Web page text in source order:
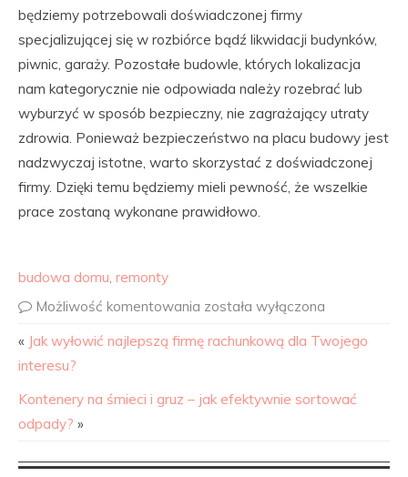
będziemy potrzebowali doświadczonej firmy
specjalizującej się w rozbiórce bądź likwidacji budynków,
piwnic, garaży. Pozostałe budowle, których lokalizacja
nam kategorycznie nie odpowiada należy rozebrać lub
wyburzyć w sposób bezpieczny, nie zagrażający utraty
zdrowia. Ponieważ bezpieczeństwo na placu budowy jest
nadzwyczaj istotne, warto skorzystać z doświadczonej
firmy. Dzięki temu będziemy mieli pewność, że wszelkie
prace zostaną wykonane prawidłowo.
budowa domu, remonty
Możliwość komentowania została wyłączona
« Jak wyłowić najlepszą firmę rachunkową dla Twojego
interesu?
Kontenery na śmieci i gruz – jak efektywnie sortować
odpady? »